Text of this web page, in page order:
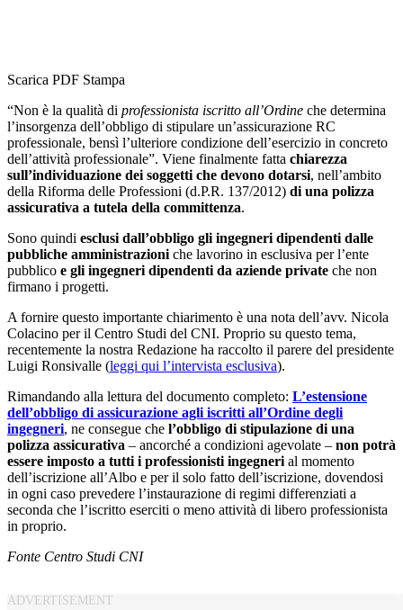
Scarica PDF Stampa
“Non è la qualità di professionista iscritto all’Ordine che determina
l’insorgenza dell’obbligo di stipulare un’assicurazione RC
professionale, bensì l’ulteriore condizione dell’esercizio in concreto
dell’attività professionale”. Viene finalmente fatta chiarezza
sull’individuazione dei soggetti che devono dotarsi, nell’ambito
della Riforma delle Professioni (d.P.R. 137/2012) di una polizza
assicurativa a tutela della committenza.
Sono quindi esclusi dall’obbligo gli ingegneri dipendenti dalle
pubbliche amministrazioni che lavorino in esclusiva per l’ente
pubblico e gli ingegneri dipendenti da aziende private che non
firmano i progetti.
A fornire questo importante chiarimento è una nota dell’avv. Nicola
Colacino per il Centro Studi del CNI. Proprio su questo tema,
recentemente la nostra Redazione ha raccolto il parere del presidente
Luigi Ronsivalle (leggi qui l’intervista esclusiva).
Rimandando alla lettura del documento completo: L’estensione
dell’obbligo di assicurazione agli iscritti all’Ordine degli
ingegneri, ne consegue che l’obbligo di stipulazione di una
polizza assicurativa – ancorché a condizioni agevolate – non potrà
essere imposto a tutti i professionisti ingegneri al momento
dell’iscrizione all’Albo e per il solo fatto dell’iscrizione, dovendosi
in ogni caso prevedere l’instaurazione di regimi differenziati a
seconda che l’iscritto eserciti o meno attività di libero professionista
in proprio.
Fonte Centro Studi CNI